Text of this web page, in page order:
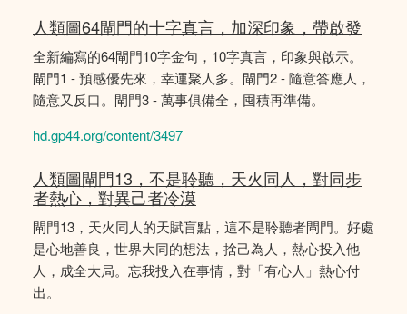
人類圖64閘門的十字真言，加深印象，帶啟發
全新編寫的64閘門10字金句，10字真言，印象與啟示。
閘門1 - 預感優先來，幸運聚人多。閘門2 - 隨意答應人，
隨意又反口。閘門3 - 萬事俱備全，囤積再準備。
hd.gp44.org/content/3497
人類圖閘門13，不是聆聽，天火同人，對同步
者熱心，對異己者冷漠
閘門13，天火同人的天賦盲點，這不是聆聽者閘門。好處
是心地善良，世界大同的想法，捨己為人，熱心投入他
人，成全大局。忘我投入在事情，對「有心人」熱心付
出。